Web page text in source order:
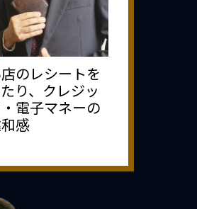
のレシートを
り、クレジッ
電子マネーの
感